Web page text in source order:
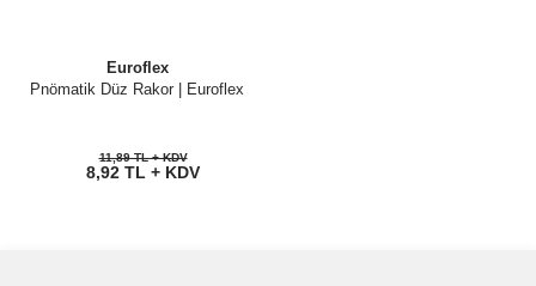
Euroflex
Pnömatik Düz Rakor | Euroflex
11,89 TL + KDV
8,92 TL + KDV